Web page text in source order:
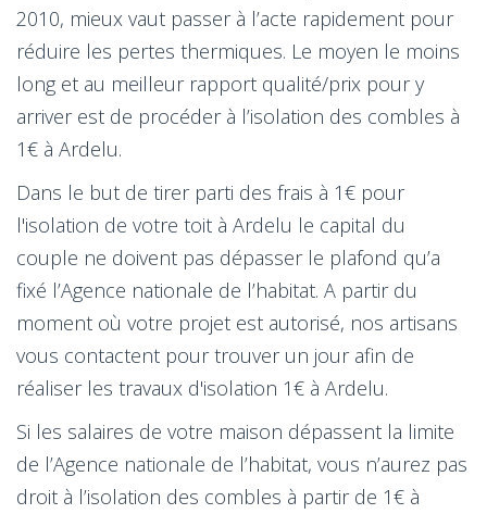
2010, mieux vaut passer à l’acte rapidement pour
réduire les pertes thermiques. Le moyen le moins
long et au meilleur rapport qualité/prix pour y
arriver est de procéder à l’isolation des combles à
1€ à Ardelu.
Dans le but de tirer parti des frais à 1€ pour
l'isolation de votre toit à Ardelu le capital du
couple ne doivent pas dépasser le plafond qu’a
fixé l’Agence nationale de l’habitat. A partir du
moment où votre projet est autorisé, nos artisans
vous contactent pour trouver un jour afin de
réaliser les travaux d'isolation 1€ à Ardelu.
Si les salaires de votre maison dépassent la limite
de l’Agence nationale de l’habitat, vous n’aurez pas
droit à l’isolation des combles à partir de 1€ à